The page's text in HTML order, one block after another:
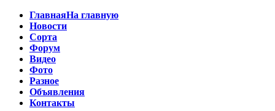
ГлавнаяНа главную
Новости
Сорта
Форум
Видео
Фото
Разное
Объявления
Контакты